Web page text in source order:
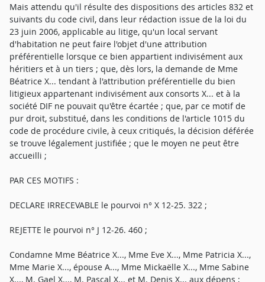
Mais attendu qu'il résulte des dispositions des articles 832 et
suivants du code civil, dans leur rédaction issue de la loi du
23 juin 2006, applicable au litige, qu'un local servant
d'habitation ne peut faire l'objet d'une attribution
préférentielle lorsque ce bien appartient indivisément aux
héritiers et à un tiers ; que, dès lors, la demande de Mme
Béatrice X... tendant à l'attribution préférentielle du bien
litigieux appartenant indivisément aux consorts X... et à la
société DIF ne pouvait qu'être écartée ; que, par ce motif de
pur droit, substitué, dans les conditions de l'article 1015 du
code de procédure civile, à ceux critiqués, la décision déférée
se trouve légalement justifiée ; que le moyen ne peut être
accueilli ;
PAR CES MOTIFS :
DECLARE IRRECEVABLE le pourvoi n° X 12-25. 322 ;
REJETTE le pourvoi n° J 12-26. 460 ;
Condamne Mme Béatrice X..., Mme Eve X..., Mme Patricia X...,
Mme Marie X..., épouse A..., Mme Mickaëlle X..., Mme Sabine
X..., M. Gael X..., M. Pascal X... et M. Denis X... aux dépens ;